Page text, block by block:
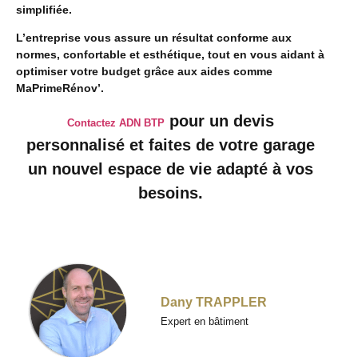
simplifiée.
L’entreprise vous assure un résultat conforme aux
normes, confortable et esthétique, tout en vous aidant à
optimiser votre budget grâce aux aides comme
MaPrimeRénov’.
Contactez ADN BTPpour un devis
personnalisé et faites de votre garage
un nouvel espace de vie adapté à vos
besoins.
Dany TRAPPLER
Expert en bâtiment